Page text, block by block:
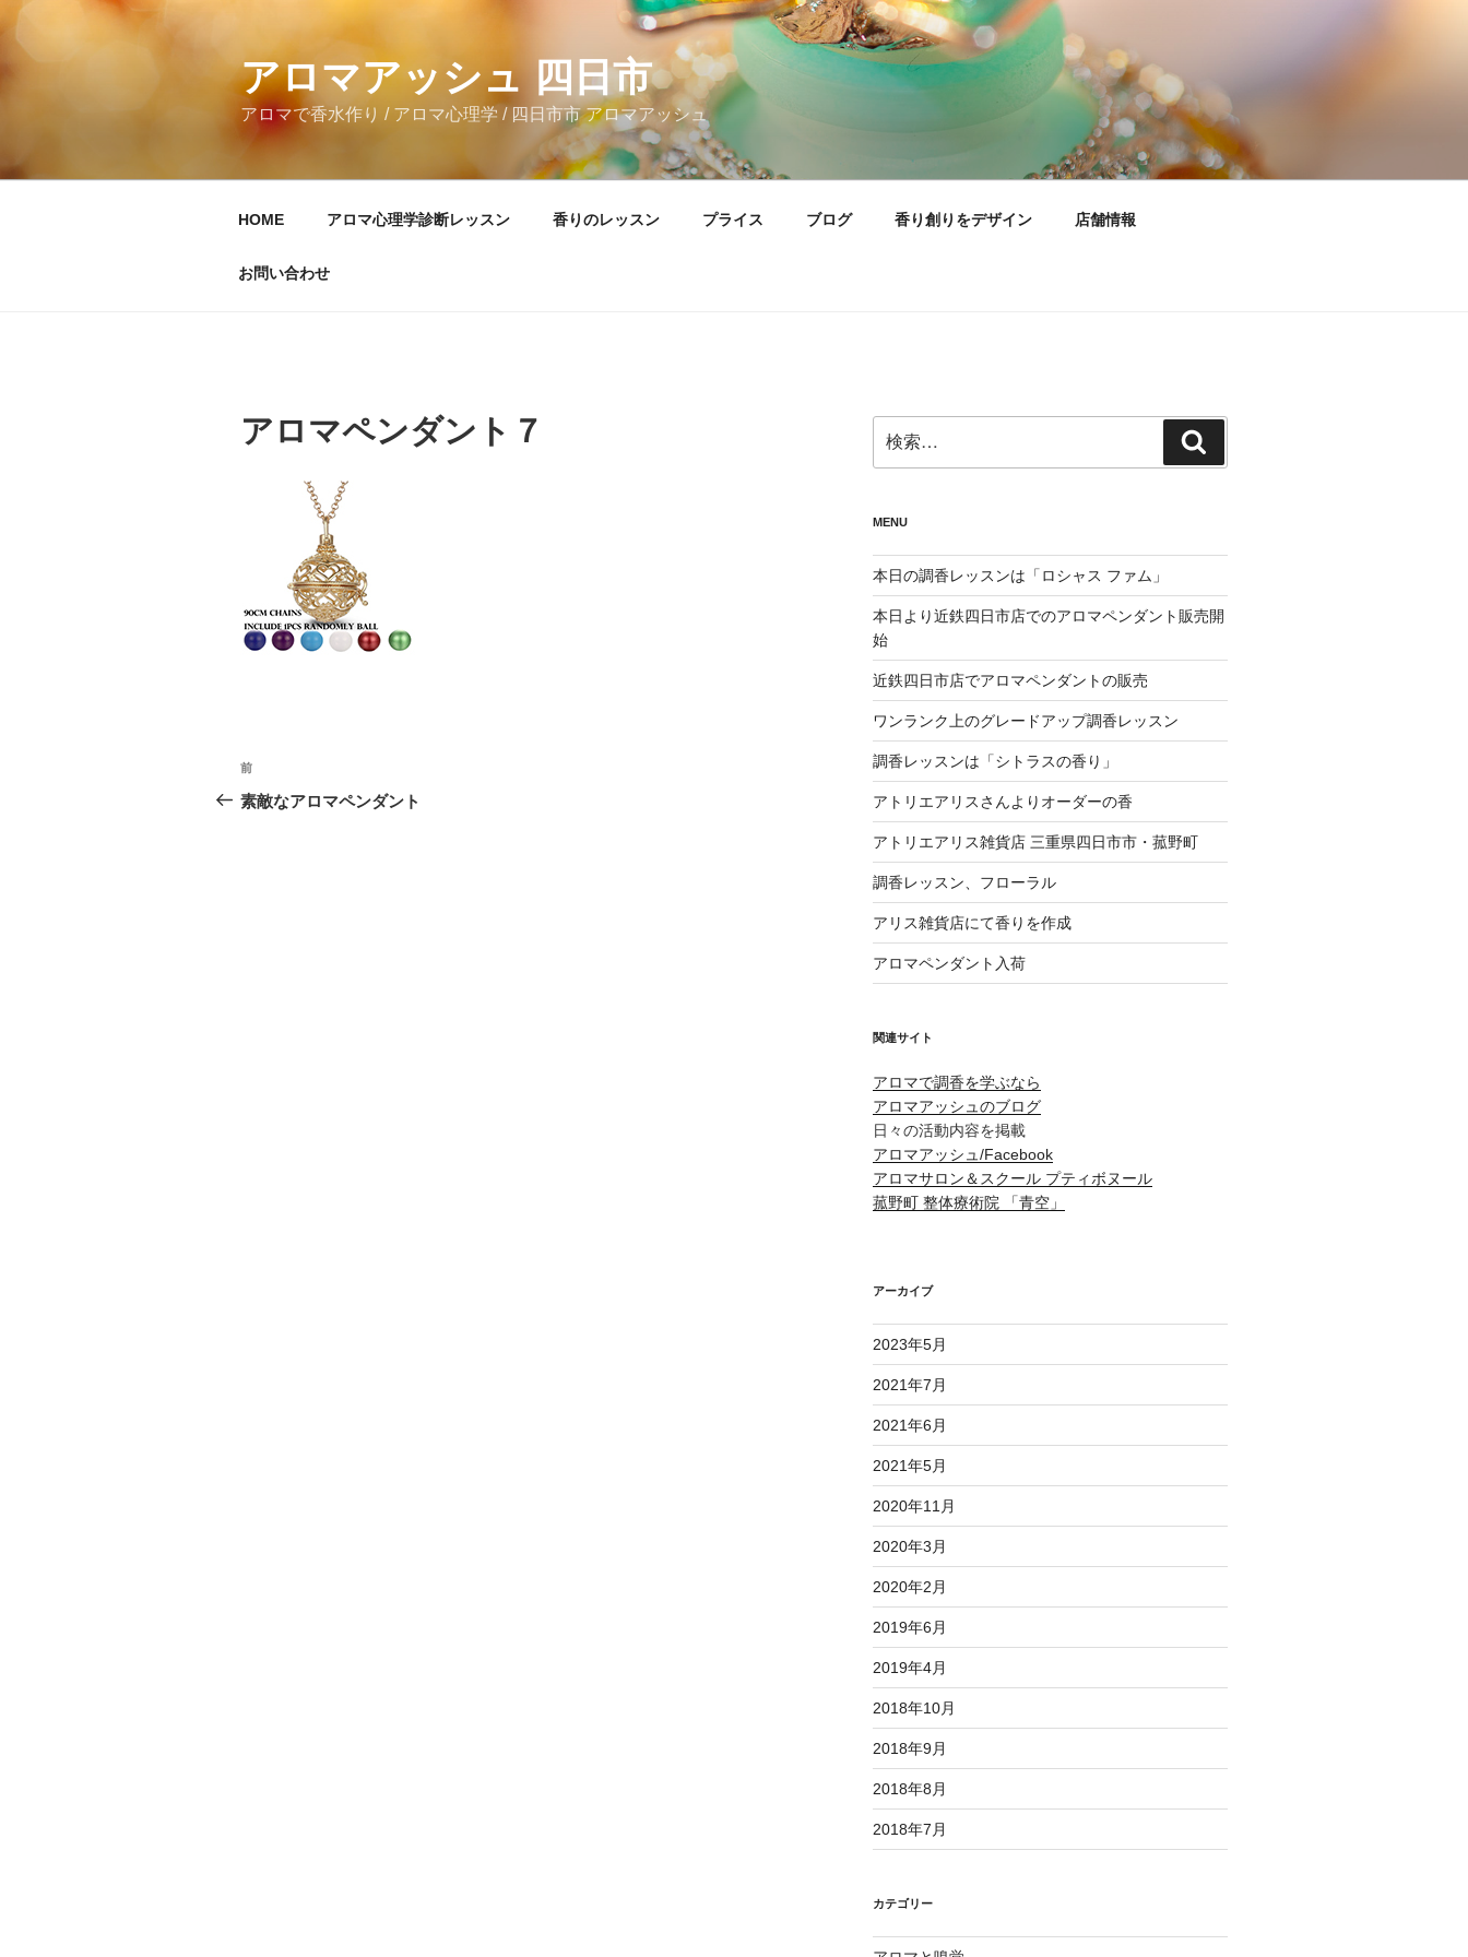
テ
ス
アロマアッシュ 四日市
アロマで香水作り / アロマ心理学 / 四日市市 アロマアッシュ
HOME アロマ心理学診断レッスン 香りのレッスン プライス ブログ 香り創りをデザイン 店舗情報
お問い合わせ
アロマペンダント７
投
稿
前
の
前
素敵なアロマペンダント
索:
索
MENU
本日の調香レッスンは「ロシャス ファム」
本日より近鉄四日市店でのアロマペンダント販売開
始
近鉄四日市店でアロマペンダントの販売
ワンランク上のグレードアップ調香レッスン
調香レッスンは「シトラスの香り」
アトリエアリスさんよりオーダーの香
アトリエアリス雑貨店 三重県四日市市・菰野町
調香レッスン、フローラル
アリス雑貨店にて香りを作成
アロマペンダント入荷
関連サイト
アロマで調香を学ぶなら
アロマアッシュのブログ
日々の活動内容を掲載
アロマアッシュ/Facebook
アロマサロン＆スクール プティボヌール
菰野町 整体療術院 「青空」
アーカイブ
2023年5月
2021年7月
2021年6月
2021年5月
2020年11月
2020年3月
2020年2月
2019年6月
2019年4月
2018年10月
2018年9月
2018年8月
2018年7月
カテゴリー